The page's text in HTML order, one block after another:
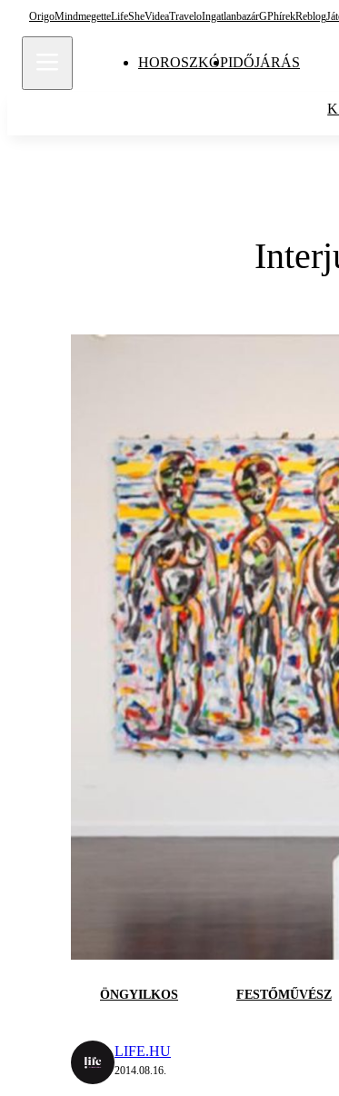
OrigoMindmegetteLifeSheVideaTraveloIngatlanbazárGPhírekReblog
HOROSZKÓPIDŐJÁRÁS
ÖNGYILKOS FESTŐMŰVÉSZ
LIFE.HU
2014.08.16.